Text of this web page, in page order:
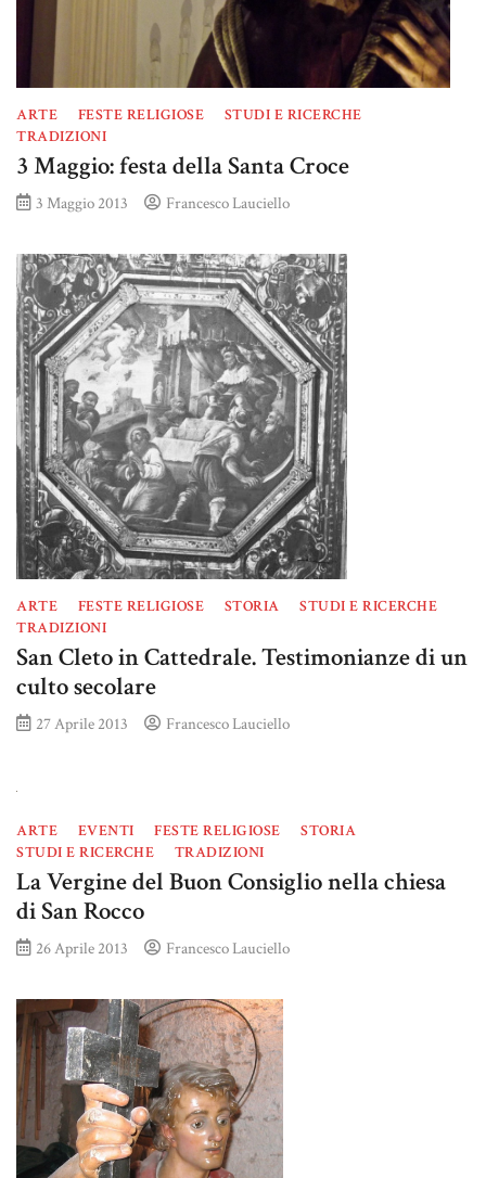
ARTE FESTE RELIGIOSE
STUDI E RICERCHE
TRADIZIONI
3 Maggio: festa della Santa Croce
3 Maggio 2013 Francesco Lauciello
ARTE FESTE RELIGIOSE STORIA
STUDI E RICERCHE
TRADIZIONI
San Cleto in Cattedrale. Testimonianze di un
culto secolare
27 Aprile 2013 Francesco Lauciello
ARTE EVENTI FESTE RELIGIOSE
STORIA
STUDI E RICERCHE
TRADIZIONI
La Vergine del Buon Consiglio nella chiesa
di San Rocco
26 Aprile 2013 Francesco Lauciello